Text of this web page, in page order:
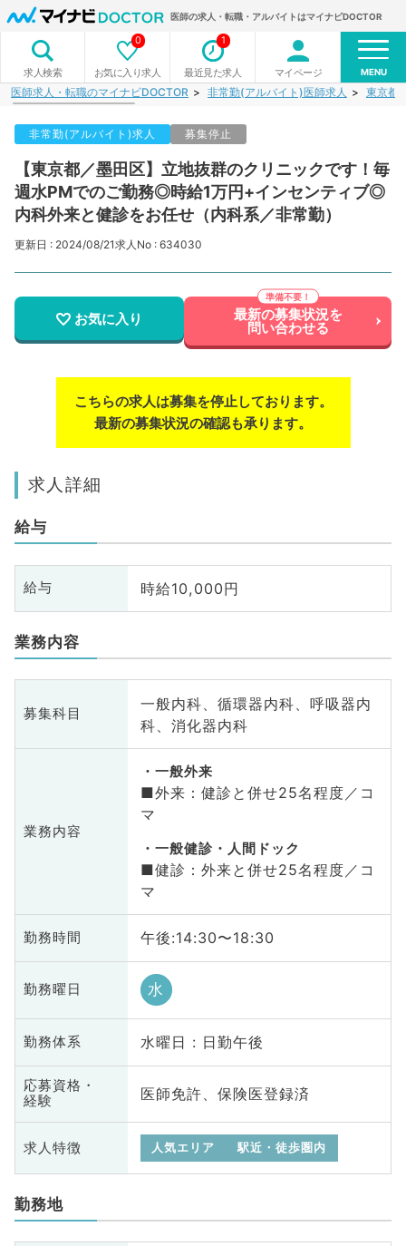
医師の求人・転職・アルバイトはマイナビDOCTOR
求人検索 お気に入り求人
0
最近見た求人
1
マイページ MENU
医師求人・転職のマイナビDOCTOR 非常勤(アルバイト)医師求人 東京都
非常勤(アルバイト)求人 募集停止
【東京都／墨田区】立地抜群のクリニックです！毎
週水PMでのご勤務◎時給1万円+インセンティブ◎
内科外来と健診をお任せ（内科系／非常勤）
更新日 : 2024/08/21求人No : 634030
お気に入り 最新の募集状況を
問い合わせる
こちらの求人は募集を停止しております。
最新の募集状況の確認も承ります。
求人詳細
給与
給与 時給10,000円
業務内容
募集科目
一般内科、循環器内科、呼吸器内
科、消化器内科
業務内容
一般外来
■外来：健診と併せ25名程度／コ
マ
一般健診・人間ドック
■健診：外来と併せ25名程度／コ
マ
勤務時間 午後:14:30〜18:30
勤務曜日 水
勤務体系 水曜日 : 日勤午後
応募資格・
経験
医師免許、保険医登録済
求人特徴 人気エリア 駅近・徒歩圏内
勤務地